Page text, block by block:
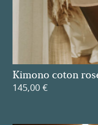
Kimono coton
145,00 €